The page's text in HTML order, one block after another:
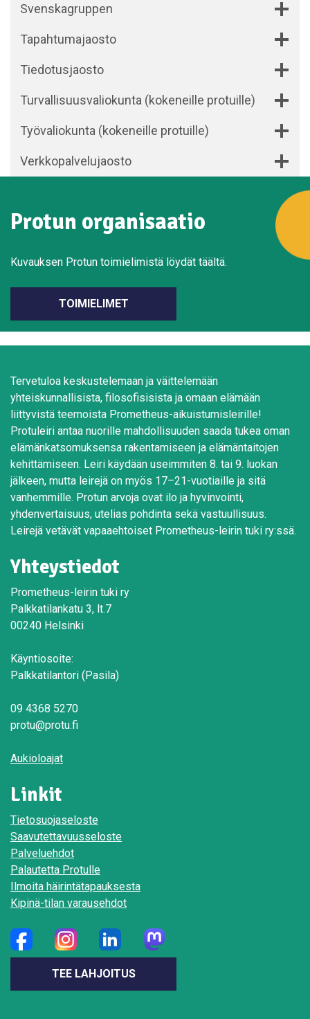
Svenskagruppen
Tapahtumajaosto
Tiedotusjaosto
Turvallisuusvaliokunta (kokeneille protuille)
Työvaliokunta (kokeneille protuille)
Verkkopalvelujaosto
Protun organisaatio
TOIMIELIMET
Kuvauksen Protun toimielimistä löydät täältä.
Tervetuloa keskustelemaan ja väittelemään
yhteiskunnallisista, filosofisisista ja omaan elämään
liittyvistä teemoista Prometheus-aikuistumisleirille!
Protuleiri antaa nuorille mahdollisuuden saada tukea oman
elämänkatsomuksensa rakentamiseen ja elämäntaitojen
kehittämiseen. Leiri käydään useimmiten 8. tai 9. luokan
jälkeen, mutta leirejä on myös 17–21-vuotiaille ja sitä
vanhemmille. Protun arvoja ovat ilo ja hyvinvointi,
yhdenvertaisuus, utelias pohdinta sekä vastuullisuus.
Leirejä vetävät vapaaehtoiset Prometheus-leirin tuki ry:ssä.
Yhteystiedot
Prometheus-leirin tuki ry
Palkkatilankatu 3, lt.7
00240 Helsinki
Käyntiosoite:
Palkkatilantori (Pasila)
09 4368 5270
protu@protu.fi
Aukioloajat
Linkit
Tietosuojaseloste
Saavutettavuusseloste
Palveluehdot
Palautetta Protulle
Ilmoita häirintätapauksesta
Kipinä-tilan varausehdot
TEE LAHJOITUS